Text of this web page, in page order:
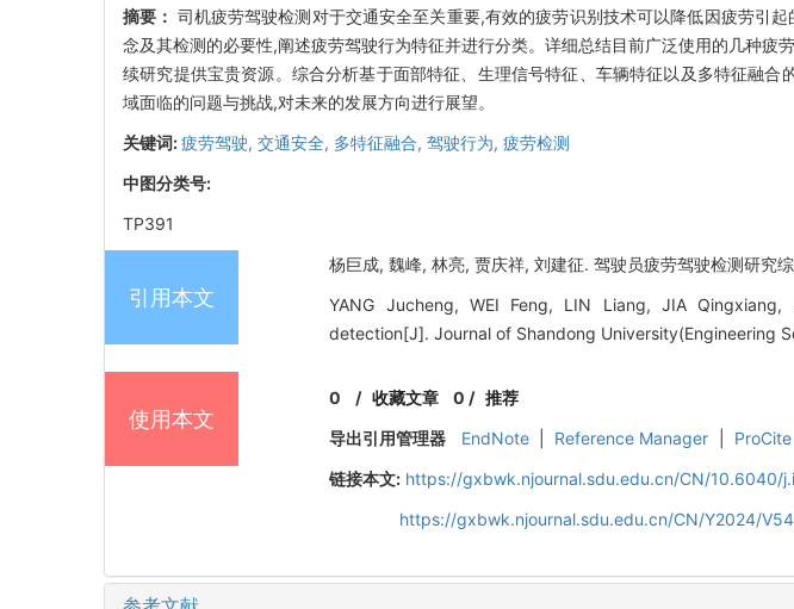
摘要： 司机疲劳驾驶检测对于交通安全至关重要,有效的疲劳识别技术可以降低因疲劳引
念及其检测的必要性,阐述疲劳驾驶行为特征并进行分类。详细总结目前广泛使用的几种
续研究提供宝贵资源。综合分析基于面部特征、生理信号特征、车辆特征以及多特征融
域面临的问题与挑战,对未来的发展方向进行展望。
关键词:疲劳驾驶, 交通安全, 多特征融合, 驾驶行为, 疲劳检测
中图分类号:
TP391
引用本文
杨巨成, 魏峰, 林亮, 贾庆祥, 刘建征. 驾驶员疲劳驾驶检测研
YANG Jucheng, WEI Feng, LIN Liang, JIA
detection[J]. Journal of Shandong University(Engineering
使用本文
0 /收藏文章 0 / 推荐
导出引用管理器
EndNote Reference Manager ProCite
链接本文: https://gxbwk.njournal.sdu.edu.cn/CN/10.6040/
https://gxbwk.njournal.sdu.edu.cn/CN/Y2024/